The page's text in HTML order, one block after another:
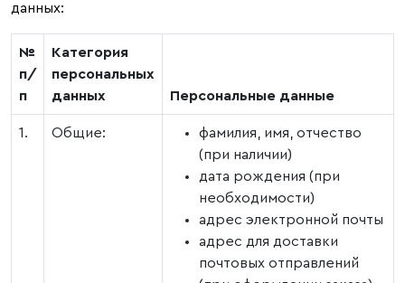
данных:
№
п/
п
Категория
персональных
данных
Персональные данные
1. Общие:
фамилия, имя, отчество
(при наличии)
дата рождения (при
необходимости)
адрес электронной почты
адрес для доставки
почтовых отправлений